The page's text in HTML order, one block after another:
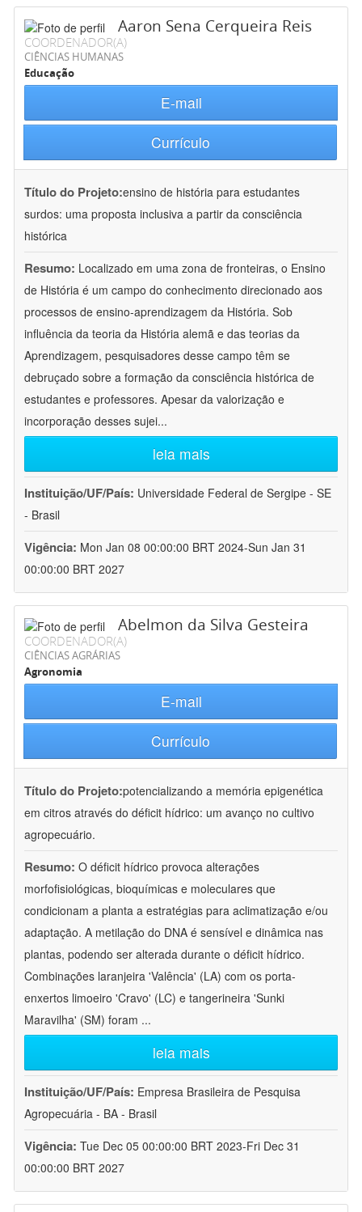
Aaron Sena Cerqueira Reis
COORDENADOR(A)
CIÊNCIAS HUMANAS
Educação
E-mail
Currículo
Título do Projeto:ensino de história para estudantes
surdos: uma proposta inclusiva a partir da consciência
histórica
Resumo: Localizado em uma zona de fronteiras, o Ensino
de História é um campo do conhecimento direcionado aos
processos de ensino-aprendizagem da História. Sob
influência da teoria da História alemã e das teorias da
Aprendizagem, pesquisadores desse campo têm se
debruçado sobre a formação da consciência histórica de
estudantes e professores. Apesar da valorização e
incorporação desses sujei...
leia mais
Instituição/UF/País: Universidade Federal de Sergipe - SE
- Brasil
Vigência: Mon Jan 08 00:00:00 BRT 2024-Sun Jan 31
00:00:00 BRT 2027
Abelmon da Silva Gesteira
COORDENADOR(A)
CIÊNCIAS AGRÁRIAS
Agronomia
E-mail
Currículo
Título do Projeto:potencializando a memória epigenética
em citros através do déficit hídrico: um avanço no cultivo
agropecuário.
Resumo: O déficit hídrico provoca alterações
morfofisiológicas, bioquímicas e moleculares que
condicionam a planta a estratégias para aclimatização e/ou
adaptação. A metilação do DNA é sensível e dinâmica nas
plantas, podendo ser alterada durante o déficit hídrico.
Combinações laranjeira 'Valência' (LA) com os porta-
enxertos limoeiro 'Cravo' (LC) e tangerineira 'Sunki
Maravilha' (SM) foram ...
leia mais
Instituição/UF/País: Empresa Brasileira de Pesquisa
Agropecuária - BA - Brasil
Vigência: Tue Dec 05 00:00:00 BRT 2023-Fri Dec 31
00:00:00 BRT 2027